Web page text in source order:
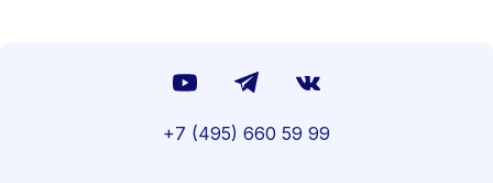
+7 (495) 660 59 99